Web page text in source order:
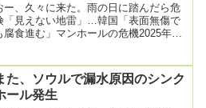
ー、久々に来た。雨の日に踏んだら危
「見えない地雷」…韓国「表面無傷で
腐食進む」マンホールの危機2025年10
た、ソウルで漏水原因のシンク
ール発生